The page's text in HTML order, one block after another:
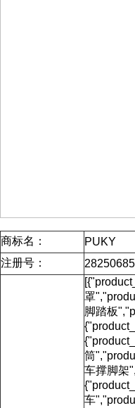
商标名：
PUKY
注册号：
28250685
罩
脚踏板
筒
车撑脚架
车